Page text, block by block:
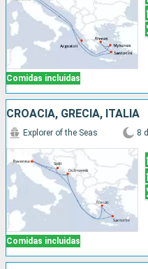
Comidas incluidas
CROACIA, GRECIA, ITALIA
Comidas incluidas
Explorer of the Seas 8 d